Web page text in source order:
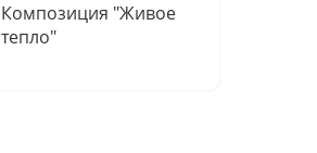
Композиция "Живое
тепло"